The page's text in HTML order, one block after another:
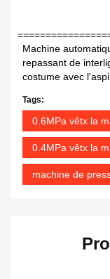
Machine
repassant de
costume avec
Tags:
0.6MPa vêtx la
0.4MPa vêtx la
machine de